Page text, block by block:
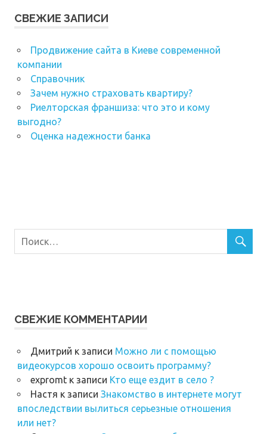
СВЕЖИЕ ЗАПИСИ
Продвижение сайта в Киеве современной
компании
Справочник
Зачем нужно страховать квартиру?
Риелторская франшиза: что это и кому
выгодно?
Оценка надежности банка
СВЕЖИЕ КОММЕНТАРИИ
Дмитрий к записи Можно ли с помощью
видеокурсов хорошо освоить программу?
expromtк записи Кто еще ездит в село ?
Настя к записи Знакомство в интернете могут
впоследствии вылиться серьезные отношения
или нет?